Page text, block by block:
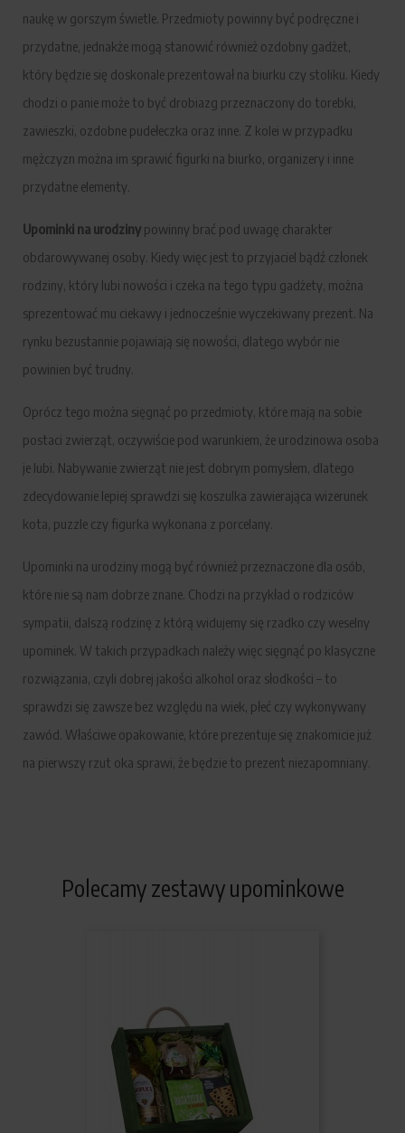
naukę w gorszym świetle. Przedmioty powinny być podręczne i
przydatne, jednakże mogą stanowić również ozdobny gadżet,
który będzie się doskonale prezentował na biurku czy stoliku. Kiedy
chodzi o panie może to być drobiazg przeznaczony do torebki,
zawieszki, ozdobne pudełeczka oraz inne. Z kolei w przypadku
mężczyzn można im sprawić figurki na biurko, organizery i inne
przydatne elementy.
Upominki na urodziny powinny brać pod uwagę charakter
obdarowywanej osoby. Kiedy więc jest to przyjaciel bądź członek
rodziny, który lubi nowości i czeka na tego typu gadżety, można
sprezentować mu ciekawy i jednocześnie wyczekiwany prezent. Na
rynku bezustannie pojawiają się nowości, dlatego wybór nie
powinien być trudny.
Oprócz tego można sięgnąć po przedmioty, które mają na sobie
postaci zwierząt, oczywiście pod warunkiem, że urodzinowa osoba
je lubi. Nabywanie zwierząt nie jest dobrym pomysłem, dlatego
zdecydowanie lepiej sprawdzi się koszulka zawierająca wizerunek
kota, puzzle czy figurka wykonana z porcelany.
Upominki na urodziny mogą być również przeznaczone dla osób,
które nie są nam dobrze znane. Chodzi na przykład o rodziców
sympatii, dalszą rodzinę z którą widujemy się rzadko czy weselny
upominek. W takich przypadkach należy więc sięgnąć po klasyczne
rozwiązania, czyli dobrej jakości alkohol oraz słodkości – to
sprawdzi się zawsze bez względu na wiek, płeć czy wykonywany
zawód. Właściwe opakowanie, które prezentuje się znakomicie już
na pierwszy rzut oka sprawi, że będzie to prezent niezapomniany.
Polecamy zestawy upominkowe